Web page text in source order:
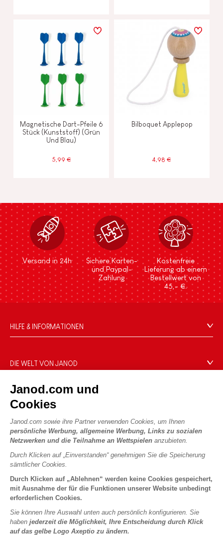
Janod.com und
Cookies
Janod.com sowie ihre Partner verwenden Cookies, um Ihnen
persönliche Werbung, allgemeine Werbung, Links zu sozialen
Netzwerken und die Teilnahme an Wettspielen anzubieten.
Durch Klicken auf „Einverstanden“ genehmigen Sie die Speicherung
sämtlicher Cookies.
Durch Klicken auf „Ablehnen“ werden keine Cookies gespeichert,
mit Ausnahme der für die Funktionen unserer Website unbedingt
erforderlichen Cookies.
Sie können Ihre Auswahl unten auch persönlich konfigurieren. Sie
haben jederzeit die Möglichkeit, Ihre Entscheidung durch Klick
auf das gelbe Logo Axeptio zu ändern.
Magnetische Dart-Pfeile 6
Stück (Kunststoff) (Grün
Und Blau)
5,99 €
Bilboquet Applepop
4,98 €
Versand in 24h
Sichere Karten-
und Paypal-
Zahlung
Kostenfreie
Lieferung ab einem
Bestellwert von
45,- €.
HILFE & INFORMATIONEN
FAQ
Händler
Produktrückruf
Persönliche daten
Cookies
Nutzungsbedingungen #YesJanod
DIE WELT VON JANOD
Unsere Expertise
CSR-Verpflichtungen
Was ist FSC®?
UNSERE LEISTUNGEN
Sicheres Bezahlen
Lieferbedingungen
Spielregeln und Anleitungen
Lose Stücke
Kinderaktivitäten zum Download
PROFESSIONAL
Pressekontakte